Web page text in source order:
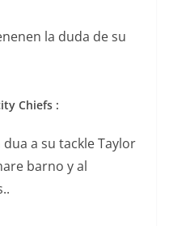
la duda de su
Chiefs :
a su tackle Taylor
barno y al